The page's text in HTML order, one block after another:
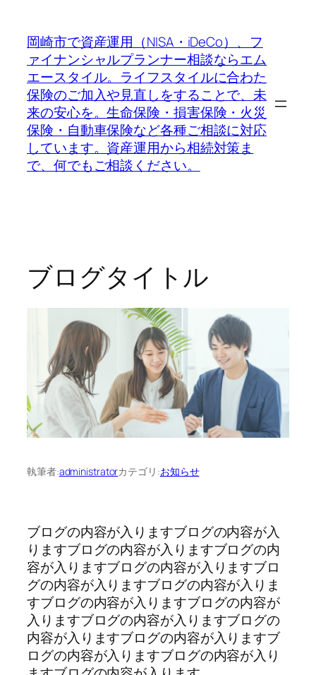
岡崎市で資産運用（NISA・iDeCo）、フ
ァイナンシャルプランナー相談ならエム
エースタイル。ライフスタイルに合わた
保険のご加入や見直しをすることで、未
来の安心を。生命保険・損害保険・火災
保険・自動車保険など各種ご相談に対応
しています。資産運用から相続対策ま
で、何でもご相談ください。
ブログタイトル
執筆者:administratorカテゴリ:お知らせ
ブログの内容が入りますブログの内容が入
りますブログの内容が入りますブログの内
容が入りますブログの内容が入りますブロ
グの内容が入りますブログの内容が入りま
すブログの内容が入りますブログの内容が
入りますブログの内容が入りますブログの
内容が入りますブログの内容が入りますブ
ログの内容が入りますブログの内容が入り